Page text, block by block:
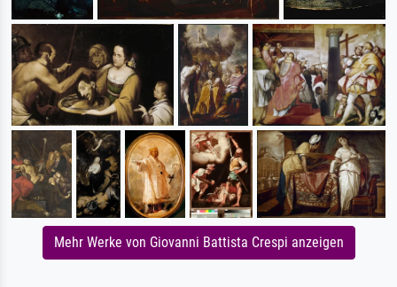
Mehr Werke von Giovanni Battista Crespi anzeigen